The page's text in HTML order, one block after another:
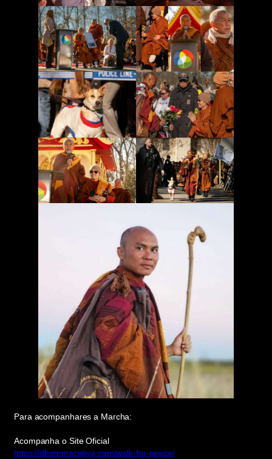
Para acompanhares a Marcha:
Acompanha o Site Oficial
https://dhammacetiya.com/walk-for-peace/